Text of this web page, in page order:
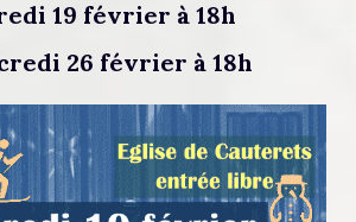
19 février à 18h
26 février à 18h